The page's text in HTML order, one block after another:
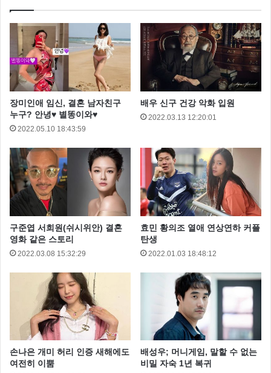
장미인애 임신, 결혼 남자친구
누구? 안녕♥ 별똥이와♥
2022.05.10 18:43:59
배우 신구 건강 악화 입원
2022.03.13 12:20:01
구준엽 서희원(쉬시위안) 결혼
영화 같은 스토리
2022.03.08 15:32:29
효민 황의조 열애 연상연하 커플
탄생
2022.01.03 18:48:12
손나은 개미 허리 인증 새해에도
여전히 이뿜
배성우; 머니게임, 말할 수 없는
비밀 자숙 1년 복귀